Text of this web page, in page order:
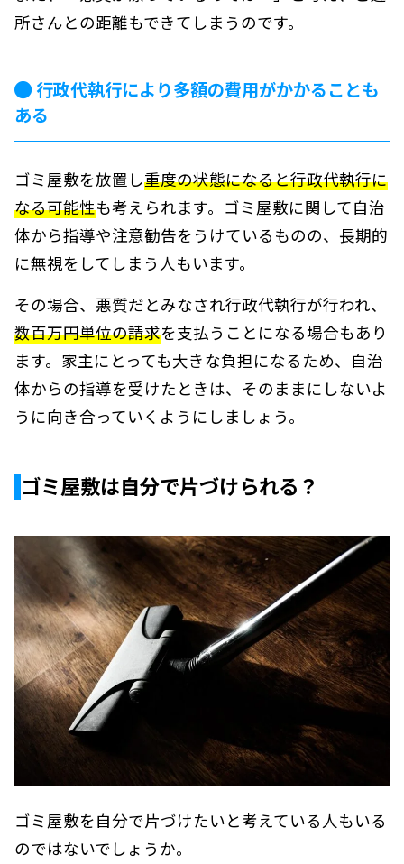
所さんとの距離もできてしまうのです。
行政代執行により多額の費用がかかることも
ある
ゴミ屋敷を放置し重度の状態になると行政代執行に
なる可能性も考えられます。ゴミ屋敷に関して自治
体から指導や注意勧告をうけているものの、長期的
に無視をしてしまう人もいます。
その場合、悪質だとみなされ行政代執行が行われ、
数百万円単位の請求を支払うことになる場合もあり
ます。家主にとっても大きな負担になるため、自治
体からの指導を受けたときは、そのままにしないよ
うに向き合っていくようにしましょう。
ゴミ屋敷は自分で片づけられる？
ゴミ屋敷を自分で片づけたいと考えている人もいる
のではないでしょうか。